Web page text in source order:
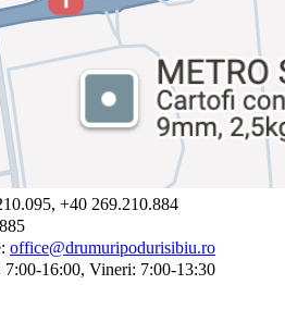
+40 269.210.884
office@drumuripodurisibiu.ro
16:00, Vineri: 7:00-13:30